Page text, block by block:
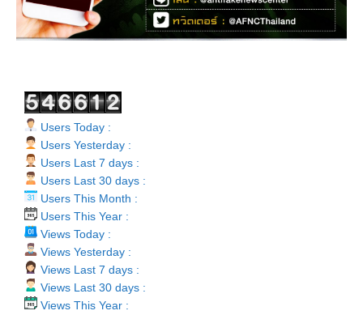
Users Today :
Users Yesterday :
Users Last 7 days :
Users Last 30 days :
Users This Month :
Users This Year :
Views Today :
Views Yesterday :
Views Last 7 days :
Views Last 30 days :
Views This Year :